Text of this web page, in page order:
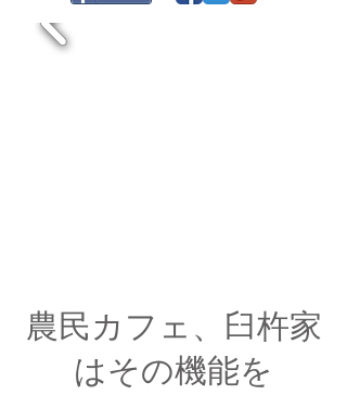
農民カフェ、臼杵家
は​その機能を